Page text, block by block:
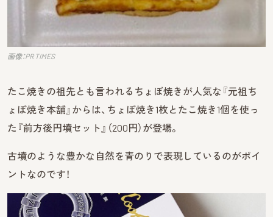
画像：PR TIMES
たこ焼きの祖先とも言われるちょぼ焼きが人気な『元祖ち
ょぼ焼き本舗』からは、ちょぼ焼き1枚とたこ焼き1個を使っ
た『前方後円墳セット』（200円）が登場。
古墳のような豊かな自然を青のりで表現しているのがポイ
ントなのです！